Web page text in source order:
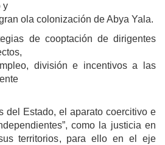
y
ola colonización de Abya Yala.
de cooptación de dirigentes
división e incentivos a las
del Estado, el aparato coercitivo e
como la justicia en
territorios, para ello en el eje